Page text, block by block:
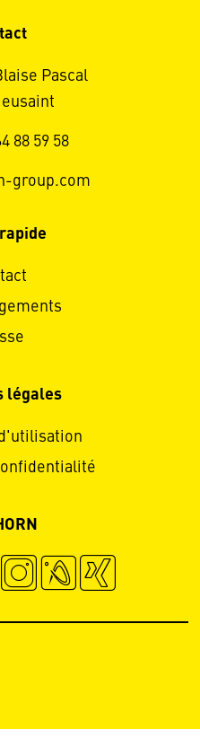
Pascal
88 59 58
group.com
légales